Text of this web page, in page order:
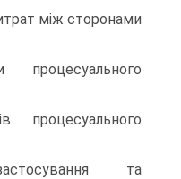
між сторонами
процесуального
та